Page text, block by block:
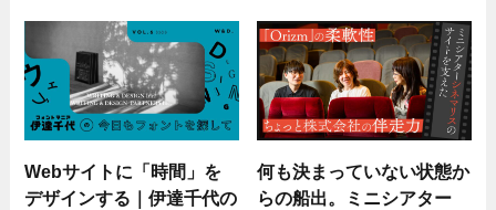
Webサイトに「時間」を
デザインする｜伊達千代の
何も決まっていない状態か
らの船出。ミニシアター